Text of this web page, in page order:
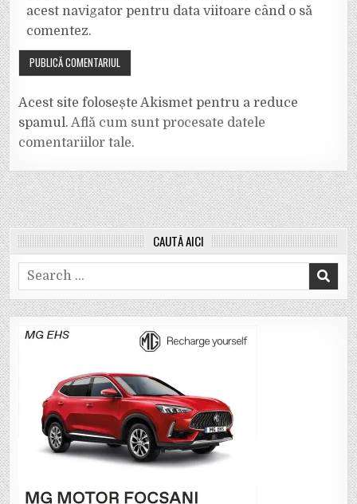
acest navigator pentru data viitoare când o să
comentez.
Acest site folosește Akismet pentru a reduce
spamul.Află cum sunt procesate datele
comentariilor tale.
CAUTĂ AICI
Search
for: